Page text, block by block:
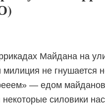
Майдана на
милиция не гнушается
— едом
силовики